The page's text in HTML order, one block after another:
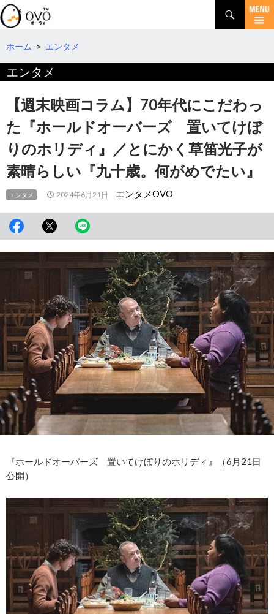
検
索
コ
テ
へ
ホーム > エンタメ
エンタメ
【週末映画コラム】70年代にこだわっ
た『ホールドオーバーズ 置いてけぼ
りのホリディ』／とにかく草笛光子が
素晴らしい『九十歳。何がめでたい』
エンタメ 2024年6月21日 エンタメOVO
『ホールドオーバーズ 置いてけぼりのホリディ』（6月21日
公開）